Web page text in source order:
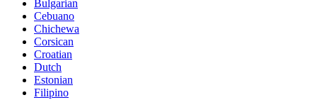
Bulgarian
Cebuano
Chichewa
Corsican
Croatian
Dutch
Estonian
Filipino